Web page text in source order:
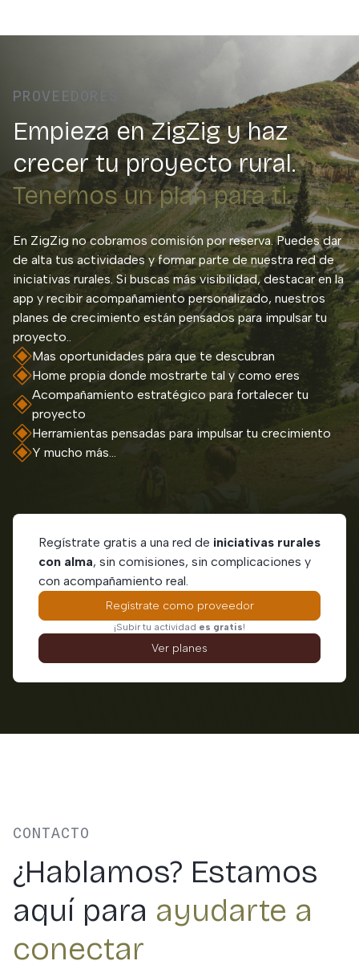
PROVEEDORES
Empieza en ZigZig y haz
crecer tu proyecto rural.
Tenemos un plan para ti.
En ZigZig no cobramos comisión por reserva. Puedes dar
de alta tus actividades y formar parte de nuestra red de
iniciativas rurales. Si buscas más visibilidad, destacar en la
app y recibir acompañamiento personalizado, nuestros
planes de crecimiento están pensados para impulsar tu
proyecto..
Mas oportunidades para que te descubran
Home propia donde mostrarte tal y como eres
Acompañamiento estratégico para fortalecer tu
proyecto
Herramientas pensadas para impulsar tu crecimiento
Y mucho más...
Regístrate gratis a una red de iniciativas rurales
con alma, sin comisiones, sin complicaciones y
con acompañamiento real.
Regístrate como proveedor
¡Subir tu actividad es gratis!
Ver planes
CONTACTO
¿Hablamos? Estamos
aquí para ayudarte a
conectar